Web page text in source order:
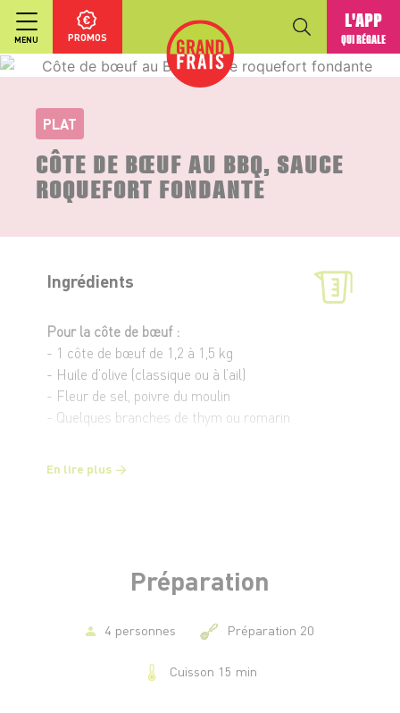
MENU PROMOS
L'APP
QUI RÉGALE
PLAT
CÔTE DE BŒUF AU BBQ, SAUCE
ROQUEFORT FONDANTE
Ingrédients
Pour la côte de bœuf :
- 1 côte de bœuf de 1,2 à 1,5 kg
- Huile d’olive (classique ou à l’ail)
- Fleur de sel, poivre du moulin
- Quelques branches de thym ou romarin
- 150 g de roquefort
En lire plus
Préparation
4 personnes Préparation 20
Cuisson 15 min